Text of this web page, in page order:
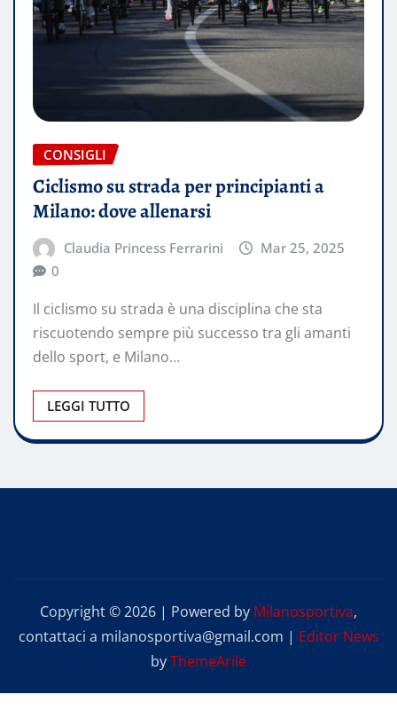
CONSIGLI
Ciclismo su strada per principianti a
Milano: dove allenarsi
Claudia Princess Ferrarini
Mar 25, 2025
0
Il ciclismo su strada è una disciplina che sta
riscuotendo sempre più successo tra gli amanti
dello sport, e Milano…
LEGGI TUTTO
Copyright © 2026 | Powered by Milanosportiva,
contattaci a milanosportiva@gmail.com | Editor News
byThemeArile